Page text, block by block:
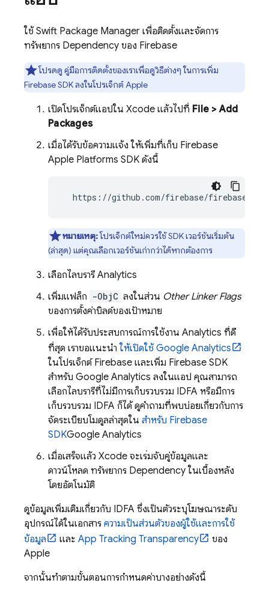
ใช้ Swift Package Manager เพื่อติดตั้งและจัดการ
ทรัพยากร Dependency ของ Firebase
โปรดดู คู่มือการติดตั้งของเราเพื่อดูวิธีต่างๆ ในการเพิ่ม
Firebase SDK ลงในโปรเจ็กต์ Apple
เปิดโปรเจ็กต์แอปใน Xcode แล้วไปที่ File > Add
Packages
เมื่อได้รับข้อความแจ้ง ให้เพิ่มที่เก็บ Firebase
Apple Platforms SDK ดังนี้
https://github.com/firebase/firebase-
หมายเหตุ:โปรเจ็กต์ใหม่ควรใช้ SDK เวอร์ชันเริ่มต้น
(ล่าสุด) แต่คุณเลือกเวอร์ชันเก่ากว่าได้หากต้องการ
เลือกไลบรารี Analytics
เพิ่มแฟล็ก -ObjC ลงในส่วน Other Linker Flags
ของการตั้งค่าบิลด์ของเป้าหมาย
เพื่อให้ได้รับประสบการณ์การใช้งาน Analytics ที่ดี
ที่สุด เราขอแนะนำ ให้เปิดใช้ Google Analytics
ในโปรเจ็กต์ Firebase และเพิ่ม Firebase SDK
สำหรับ Google Analytics ลงในแอป คุณสามารถ
เลือกไลบรารีที่ไม่มีการเก็บรวบรวม IDFA หรือมีการ
เก็บรวบรวม IDFA ก็ได้ ดูคำถามที่พบบ่อยเกี่ยวกับการ
จัดระเบียบโมดูลล่าสุดใน สำหรับ Firebase
SDKGoogle Analytics
เมื่อเสร็จแล้ว Xcode จะเริ่มจับคู่ข้อมูลและ
ดาวน์โหลด ทรัพยากร Dependency ในเบื้องหลัง
โดยอัตโนมัติ
ดูข้อมูลเพิ่มเติมเกี่ยวกับ IDFA ซึ่งเป็นตัวระบุโฆษณาระดับ
อุปกรณ์ได้ในเอกสาร ความเป็นส่วนตัวของผู้ใช้และการใช้
ข้อมูล
และ App Tracking Transparency
ของ
Apple
จากนั้นทำตามขั้นตอนการกำหนดค่าบางอย่างดังนี้